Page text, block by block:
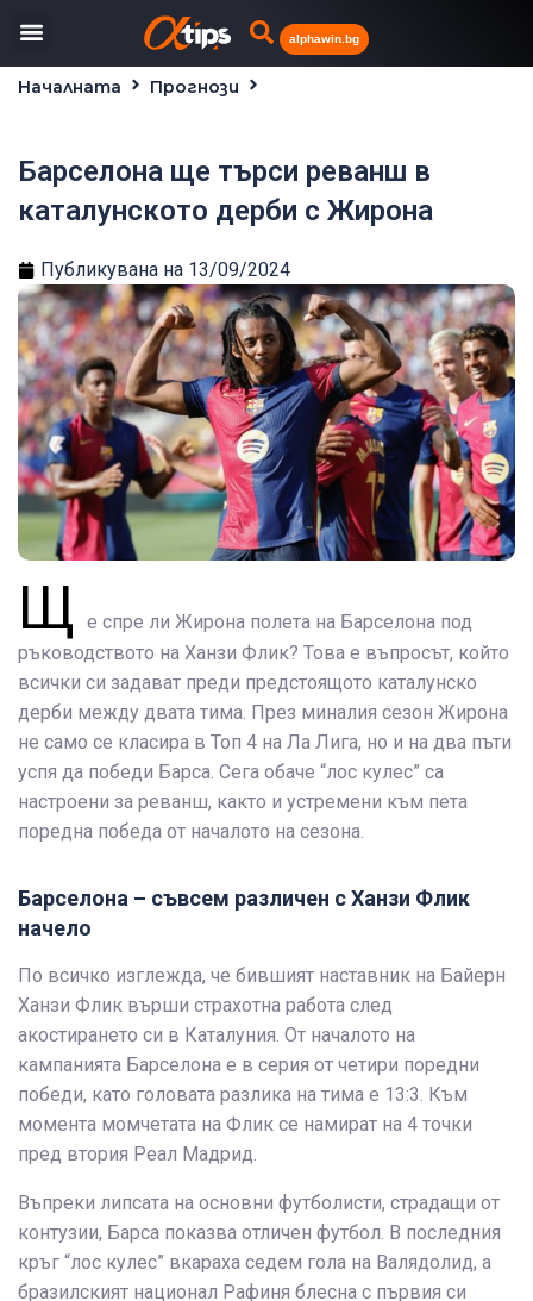
alphawin.bg
Началната
Прогнози
Барселона ще търси реванш в
каталунското дерби с Жирона
Публикувана на 13/09/2024
Щ
е спре ли Жирона полета на Барселона под
ръководството на Ханзи Флик? Това е въпросът, който
всички си задават преди предстоящото каталунско
дерби между двата тима. През миналия сезон Жирона
не само се класира в Топ 4 на Ла Лига, но и на два пъти
успя да победи Барса. Сега обаче “лос кулес” са
настроени за реванш, както и устремени към пета
поредна победа от началото на сезона.
Барселона – съвсем различен с Ханзи Флик
начело
По всичко изглежда, че бившият наставник на Байерн
Ханзи Флик върши страхотна работа след
акостирането си в Каталуния. От началото на
кампанията Барселона е в серия от четири поредни
победи, като головата разлика на тима е 13:3. Към
момента момчетата на Флик се намират на 4 точки
пред втория Реал Мадрид.
Въпреки липсата на основни футболисти, страдащи от
контузии, Барса показва отличен футбол. В последния
кръг “лос кулес” вкараха седем гола на Валядолид, а
бразилският национал Рафиня блесна с първия си